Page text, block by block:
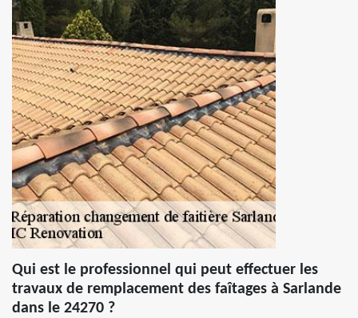
Qui est le professionnel qui peut effectuer les
travaux de remplacement des faîtages à Sarlande
dans le 24270 ?